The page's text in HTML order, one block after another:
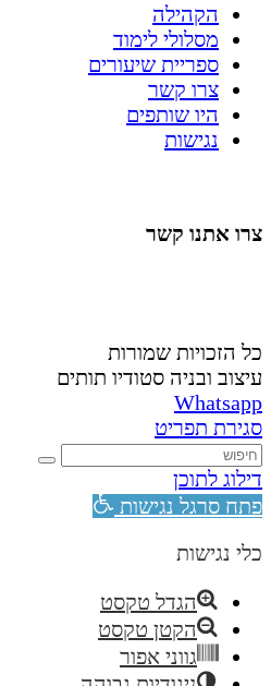
הקהילה
מסלולי לימוד
ספריית שיעורים
צרו קשר
היו שותפים
נגישות
צרו אתנו קשר
כל הזכויות שמורות
עיצוב ובניה סטודיו תותים
Whatsapp
סגירת תפריט
דילוג לתוכן
פתח סרגל נגישות
כלי נגישות
הגדל טקסט
הקטן טקסט
גווני אפור